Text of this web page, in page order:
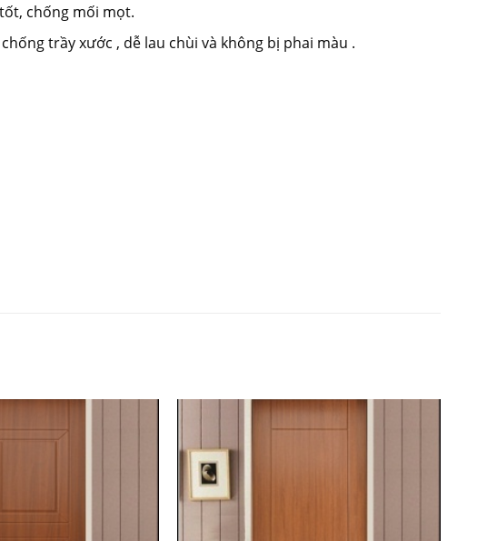
chống mối mọt.
trầy xước , dễ lau chùi và không bị phai màu .